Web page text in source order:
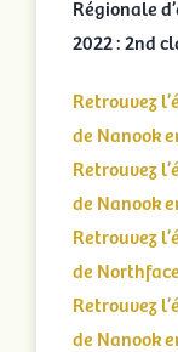
Régionale
2022 : 2nd
Retrouvez
de Nanook
Retrouvez
de Nanook
Retrouvez
de
Retrouvez
de Nanook